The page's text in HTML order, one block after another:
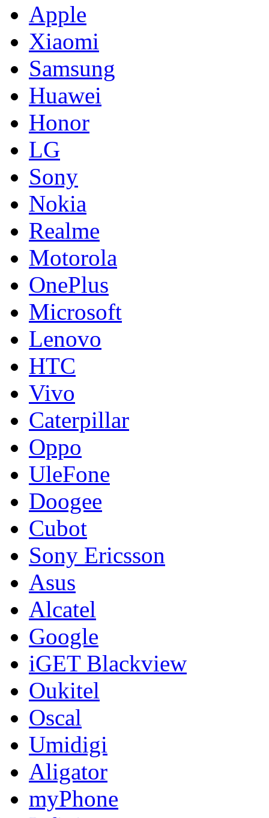
Apple
Xiaomi
Samsung
Huawei
Honor
LG
Sony
Nokia
Realme
Motorola
OnePlus
Microsoft
Lenovo
HTC
Vivo
Caterpillar
Oppo
UleFone
Doogee
Cubot
Sony Ericsson
Asus
Alcatel
Google
iGET Blackview
Oukitel
Oscal
Umidigi
Aligator
myPhone